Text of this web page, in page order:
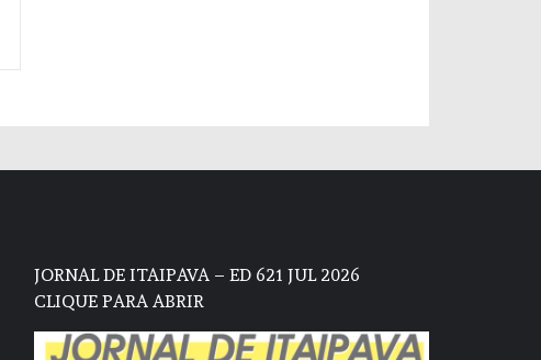
JORNAL DE ITAIPAVA – ED 621 JUL 2026
CLIQUE PARA ABRIR